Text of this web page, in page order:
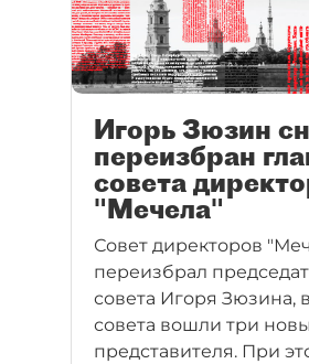
Игорь Зюзин
переизбран
совета
"Мечела"
Совет директоров
переизбрал
совета Игоря Зюзина,
совета вошли три
представителя. При